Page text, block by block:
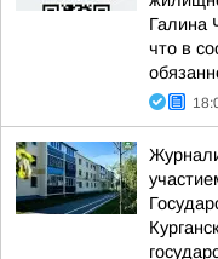
Галина
что в